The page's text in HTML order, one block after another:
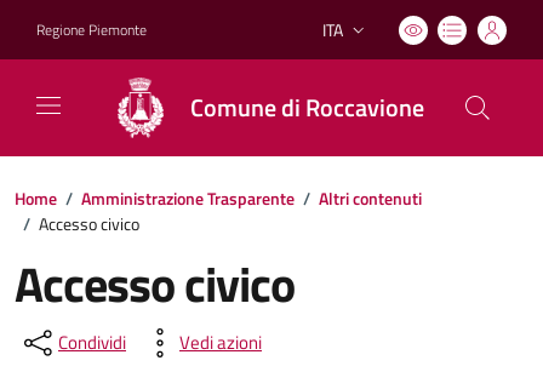
Regione Piemonte Lingua attiva:
ITA
Comune di Roccavione
Home / Amministrazione Trasparente / Altri contenuti
/ Accesso civico
Accesso civico
Condividi Vedi azioni